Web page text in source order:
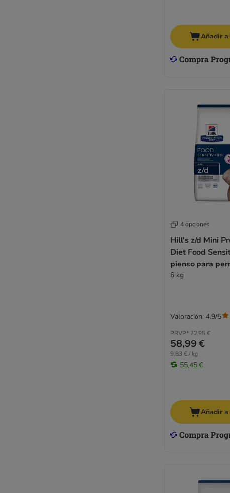
Añadir a
4 opciones
Hill's z/d Mini
Diet Food
pienso para
6 kg
PRVP* 72,95 €
58,99 €
9,83 € / kg
55,45 €
Valoración: 4.9/5
Añadir a